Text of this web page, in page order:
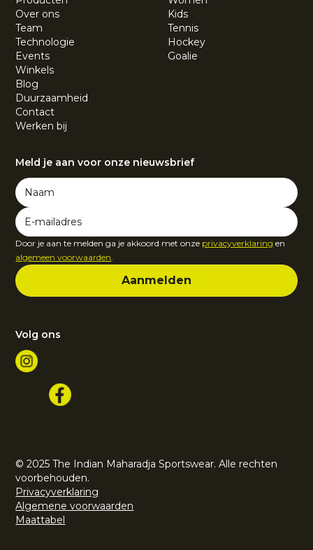
Over ons
Team
Technologie
Events
Winkels
Blog
Duurzaamheid
Contact
Werken bij
Kids
Tennis
Hockey
Goalie
Meld je aan voor onze nieuwsbrief
Door je aan te melden ga je akkoord met onze privacyverklaring en
algemeen voorwaarden
Volg ons
© 2025 The Indian Maharadja Sportswear. Alle rechten
voorbehouden.
Privacyverklaring
Algemene voorwaarden
Maattabel